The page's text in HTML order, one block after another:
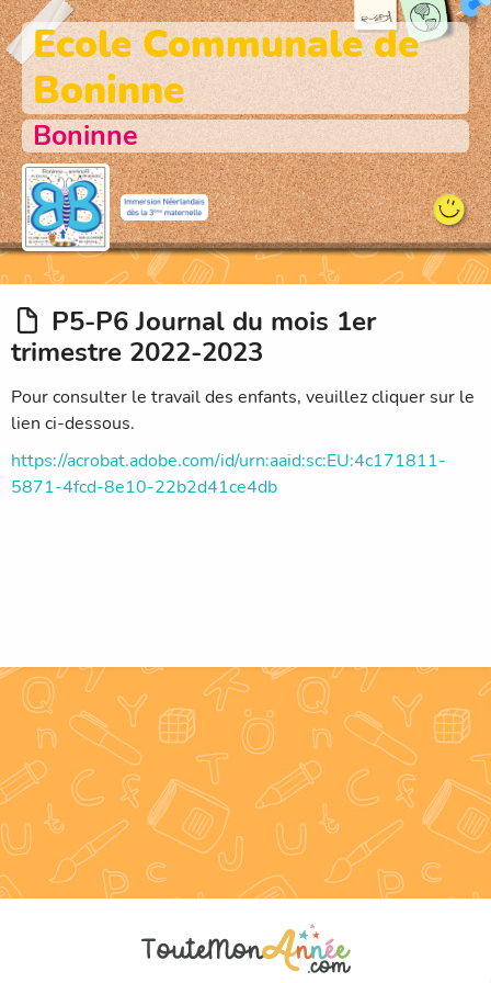
Ecole Communale de
Boninne
Boninne
P5-P6 Journal du mois 1er
trimestre 2022-2023
Pour consulter le travail des enfants, veuillez cliquer sur le
lien ci-dessous.
https://acrobat.adobe.com/id/urn:aaid:sc:EU:4c171811-
5871-4fcd-8e10-22b2d41ce4db